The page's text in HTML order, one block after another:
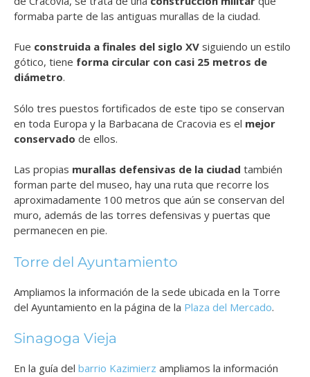
formaba parte de las antiguas murallas de la ciudad.
Fue construida a finales del siglo XV siguiendo un estilo
gótico, tiene forma circular con casi 25 metros de
diámetro.
Sólo tres puestos fortificados de este tipo se conservan
en toda Europa y la Barbacana de Cracovia es el mejor
conservado de ellos.
Las propias murallas defensivas de la ciudad también
forman parte del museo, hay una ruta que recorre los
aproximadamente 100 metros que aún se conservan del
muro, además de las torres defensivas y puertas que
permanecen en pie.
Torre del Ayuntamiento
Ampliamos la información de la sede ubicada en la Torre
del Ayuntamiento en la página de la Plaza del Mercado.
Sinagoga Vieja
En la guía del barrio Kazimierz ampliamos la información